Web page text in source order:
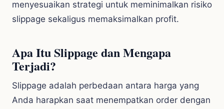
menyesuaikan strategi untuk meminimalkan risiko
slippage sekaligus memaksimalkan profit.
Apa Itu Slippage dan Mengapa
Terjadi?
Slippage adalah perbedaan antara harga yang
Anda harapkan saat menempatkan order dengan